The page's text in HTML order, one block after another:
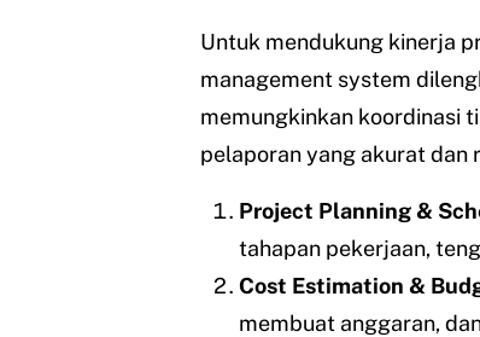
Untuk mendukung kinerja
management system
memungkinkan koordinasi
pelaporan yang akurat
Project Planning &
tahapan pekerjaan,
Cost Estimation &
membuat anggaran,